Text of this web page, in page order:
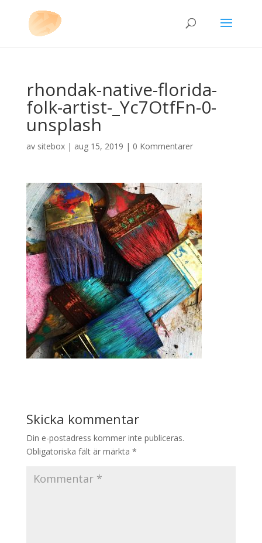
rhondak-native-florida-
folk-artist-_Yc7OtfFn-0-
unsplash
av sitebox| aug 15, 2019 | 0 Kommentarer
Skicka kommentar
Din e-postadress kommer inte publiceras.
Obligatoriska fält är märkta *